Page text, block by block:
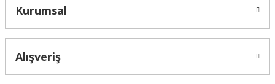
Kurumsal
Alışveriş